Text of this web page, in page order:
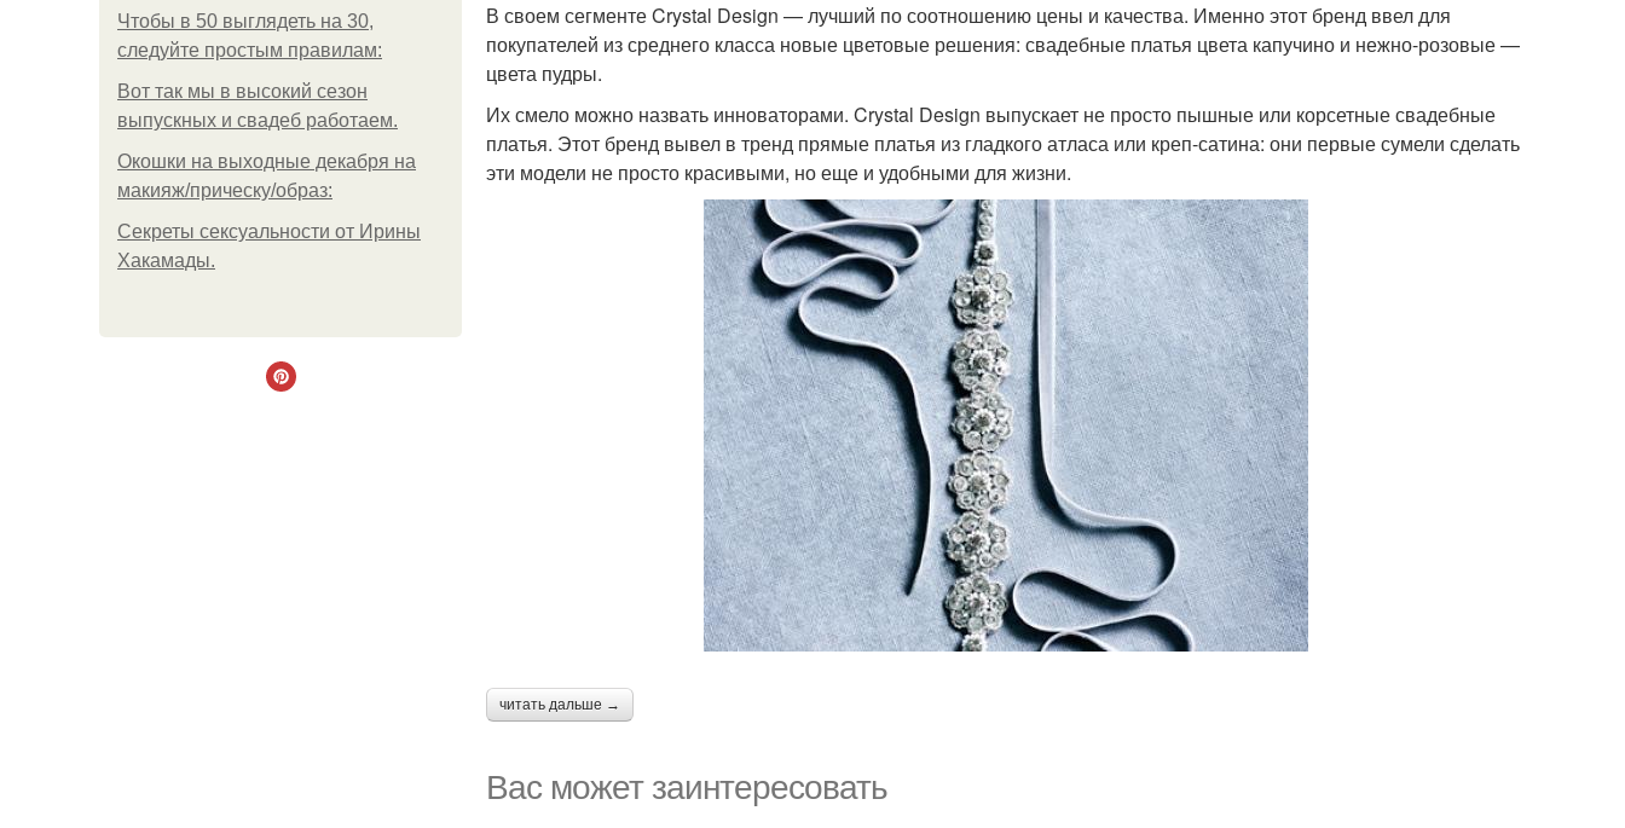
Чтобы в 50 выглядеть на 30,
следуйте простым правилам:
Вот так мы в высокий сезон
выпускных и свадеб работаем.
Окошки на выходные декабря на
макияж/прическу/образ:
Секреты сексуальности от Ирины
Хакамады.
В своем сегменте Crystal Design — лучший по соотношению цены и качества. Именно этот бренд ввел для
покупателей из среднего класса новые цветовые решения: свадебные платья цвета капучино и нежно-розовые —
цвета пудры.
Их смело можно назвать инноваторами. Crystal Design выпускает не просто пышные или корсетные свадебные
платья. Этот бренд вывел в тренд прямые платья из гладкого атласа или креп-сатина: они первые сумели сделать
эти модели не просто красивыми, но еще и удобными для жизни.
читать дальше →
Вас может заинтересовать